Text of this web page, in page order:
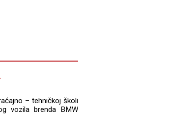
– tehničkoj školi
vozila brenda BMW